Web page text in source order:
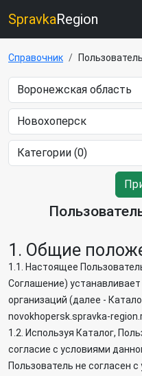
SpravkaRegion
Справочник
1. Общие
1.1. Настоящее
Соглашение)
организаций (далее -
novokhopersk.spravka-
1.2. Используя Каталог,
согласие с условиями
Пользователь не согласен